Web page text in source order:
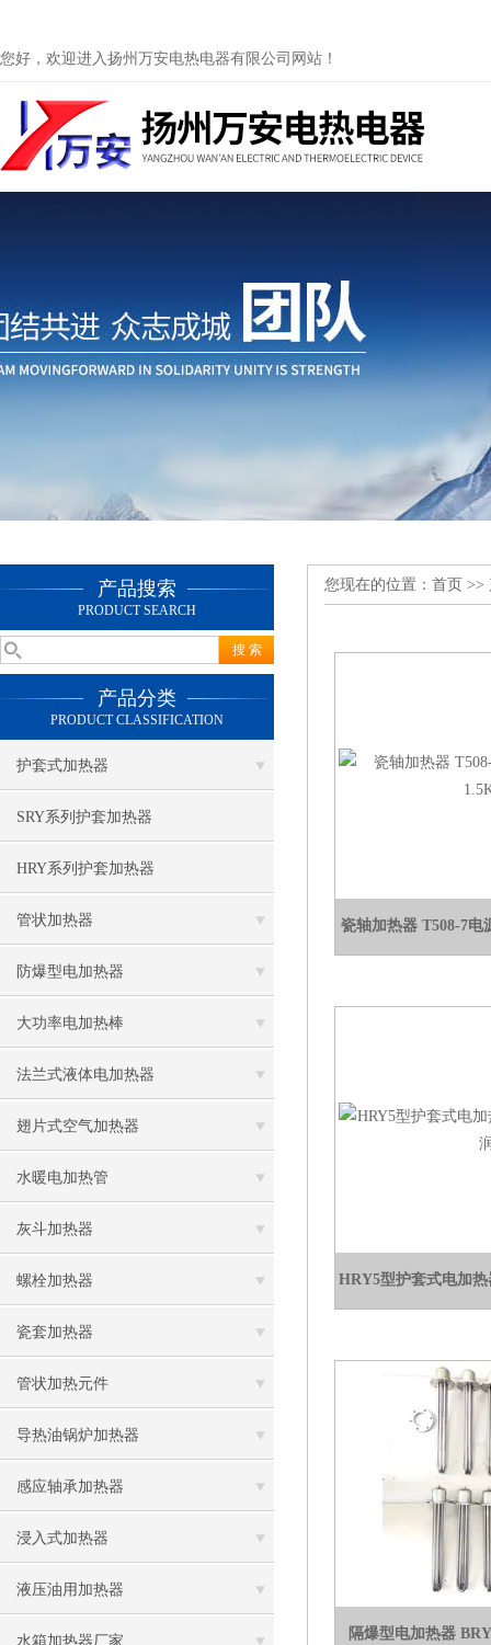
您好，欢迎进入扬州万安电热电器有限公司网站！
产品搜索
PRODUCT SEARCH
产品分类
PRODUCT CLASSIFICATION
护套式加热器
SRY系列护套加热器
HRY系列护套加热器
管状加热器
防爆型电加热器
大功率电加热棒
法兰式液体电加热器
翅片式空气加热器
水暖电加热管
灰斗加热器
螺栓加热器
瓷套加热器
管状加热元件
导热油锅炉加热器
感应轴承加热器
浸入式加热器
液压油用加热器
水箱加热器厂家
您现在的位置： 首页 >>
瓷轴加热器 T508-7电
HRY5型护套式电加
隔爆型电加热器